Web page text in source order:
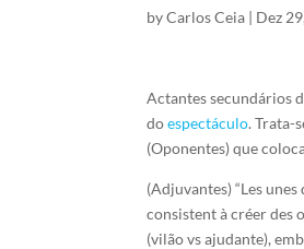
byCarlos Ceia | Dez
Actantes secundários
doespectáculo. Trata-
(Oponentes) que
(Adjuvantes) “Les
consistent à créer des
(vilão vs ajudante),